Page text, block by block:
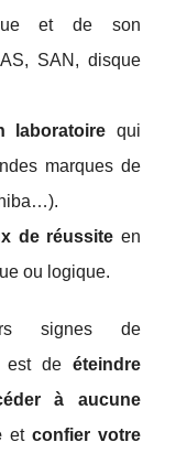
et de son
SAN, disque
laboratoire qui
marques de
de réussite en
ou logique.
signes de
est de éteindre
à aucune
et confier votre